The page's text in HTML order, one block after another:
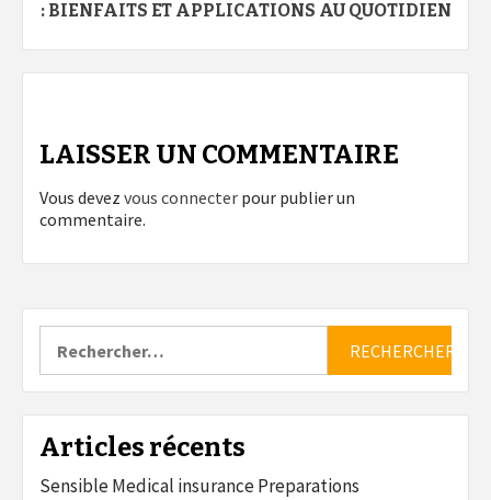
: BIENFAITS ET APPLICATIONS AU QUOTIDIEN
LAISSER UN COMMENTAIRE
Vous devez vous connecter pour publier un
commentaire.
Articles récents
Sensible Medical insurance Preparations